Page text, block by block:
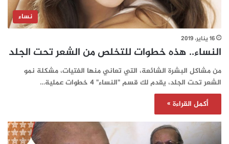
نساء
16 يناير، 2019
النساء.. هذه خطوات للتخلص من الشعر تحت الجلد
من مشاكل البشرة الشائعة، التي تعاني منها الفتيات، مشكلة نمو
الشعر تحت الجلد، يقدم لك قسم "النساء" 4 خطوات عملية…
أكمل القراءة »